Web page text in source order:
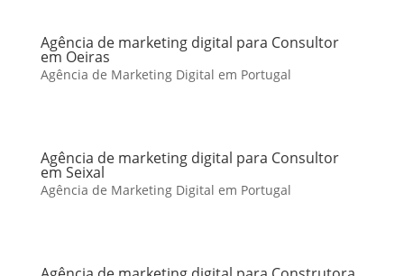
Agência de marketing digital para Consultor
em Oeiras
Agência de Marketing Digital em Portugal
Agência de marketing digital para Consultor
em Seixal
Agência de Marketing Digital em Portugal